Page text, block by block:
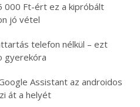
000 Ft-ért ez a kipróbált
jó vétel
telefon nélkül – ezt
gyerekóra
Assistant az androidos
át a helyét